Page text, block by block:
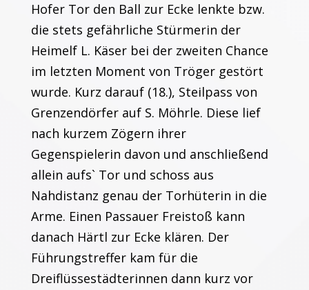
Hofer Tor den Ball zur Ecke lenkte bzw.
die stets gefährliche Stürmerin der
Heimelf L. Käser bei der zweiten Chance
im letzten Moment von Tröger gestört
wurde. Kurz darauf (18.), Steilpass von
Grenzendörfer auf S. Möhrle. Diese lief
nach kurzem Zögern ihrer
Gegenspielerin davon und anschließend
allein aufs` Tor und schoss aus
Nahdistanz genau der Torhüterin in die
Arme. Einen Passauer Freistoß kann
danach Härtl zur Ecke klären. Der
Führungstreffer kam für die
Dreiflüssestädterinnen dann kurz vor